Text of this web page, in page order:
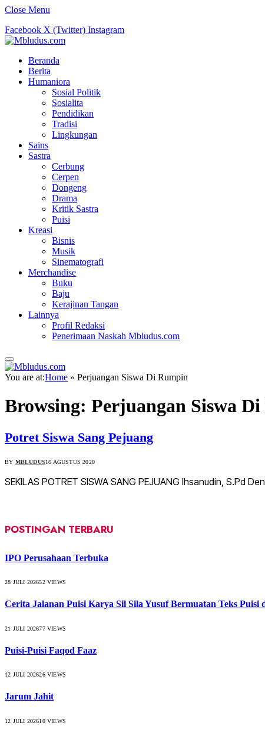
Close Menu
Facebook X (Twitter) Instagram
Beranda
Berita
Humaniora
Sosial Politik
Sosialita
Pendidikan
Tradisi
Lingkungan
Sains
Sastra
Cerbung
Cerpen
Dongeng
Drama
Kritik Sastra
Puisi
Kreasi
Bisnis
Musik
Sinematografi
Merchandise
Buku
Baju
Kerajinan Tangan
Lainnya
Profil Redaksi
Penerimaan Naskah Mbludus.com
You are at:Home » Perjuangan Siswa Di Rumpin
Browsing: Perjuangan Siswa
Potret Siswa Sang Pejuang
BY MBLUDUS16 AGUSTUS 2020
SEKILAS POTRET SISWA SANG PEJUANG Ihsanudin, S.Pd
POSTINGAN TERBARU
IPO Perusahaan Terbuka
28 JULI 202652VIEWS
Cerita Jalanan Puisi Karya Sil Sila Yusuf Bermuatan Teks Puisi
21 JULI 202677VIEWS
Puisi-Puisi Faqod Faaz
12 JULI 202626VIEWS
Jarum Jahit
12 JULI 202610VIEWS